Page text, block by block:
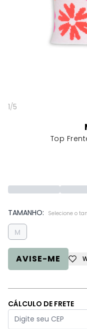
1/5
Top
TAMANHO: Selecione o
M
AVISE-ME
CÁLCULO DE FRETE